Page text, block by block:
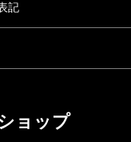
記
ョップ